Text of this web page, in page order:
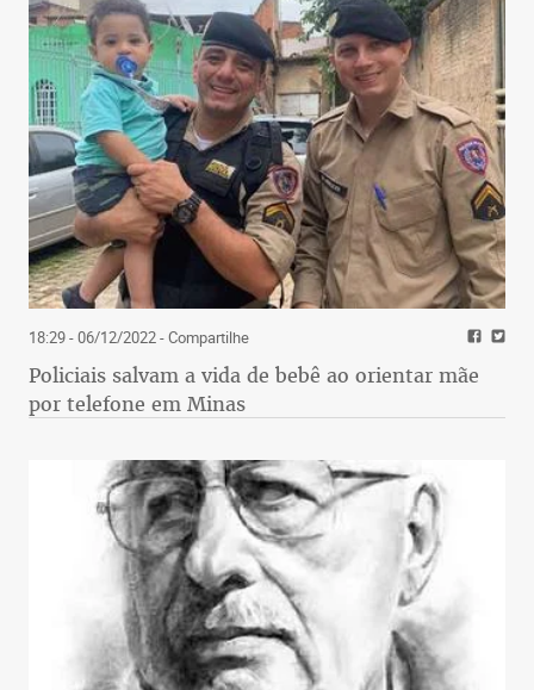
18:29 - 06/12/2022- Compartilhe
Policiais salvam a vida de bebê ao orientar mãe
por telefone em Minas